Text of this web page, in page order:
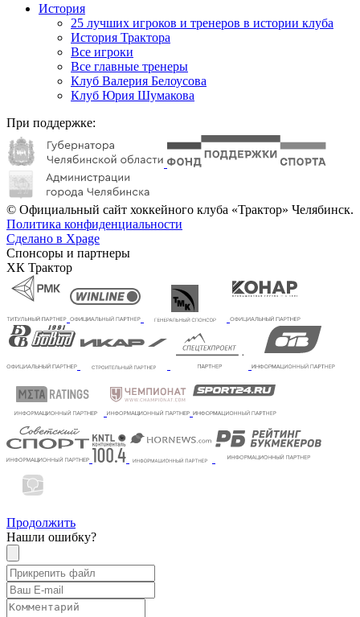
История
25 лучших игроков и тренеров в истории клуба
История Трактора
Все игроки
Все главные тренеры
Клуб Валерия Белоусова
Клуб Юрия Шумакова
При поддержке:
© Официальный сайт хоккейного клуба «Трактор» Челябинск.
Политика конфиденциальности
Сделано в Xpage
Спонсоры и партнеры
ХК Трактор
Продолжить
Нашли ошибку?